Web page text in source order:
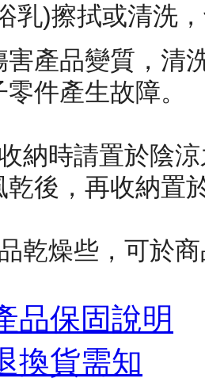
乳)擦拭或清洗，
害產品變質，清
件產生故障。
納時請置於陰
後，再收納置
乾燥些，可於
品保固說明
換貨需知